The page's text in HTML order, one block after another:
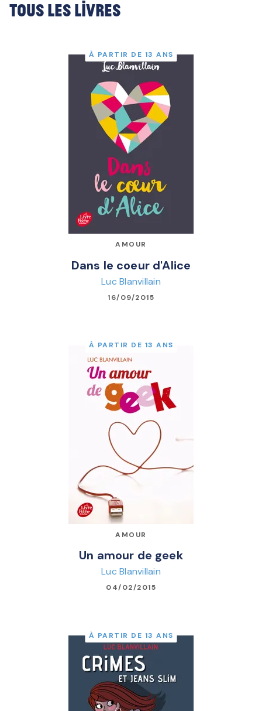
Tous les livres
À PARTIR DE 13 ANS
AMOUR
Dans le coeur d'Alice
Luc Blanvillain
16/09/2015
À PARTIR DE 13 ANS
AMOUR
Un amour de geek
Luc Blanvillain
04/02/2015
À PARTIR DE 13 ANS